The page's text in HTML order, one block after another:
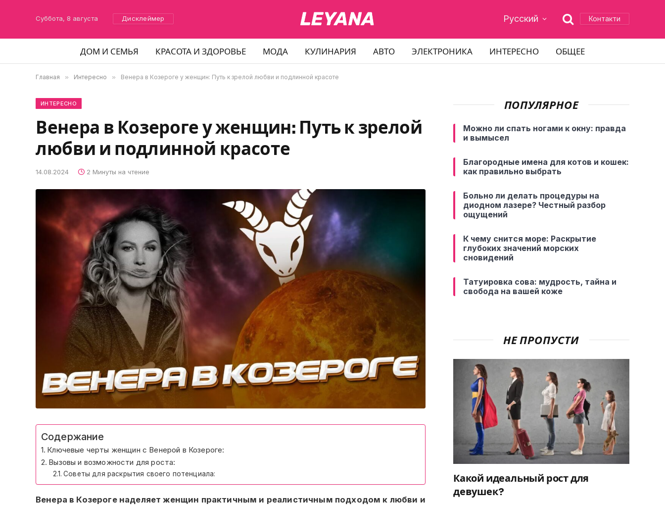
Суббота, 8 августа Дисклеймер Русский Контакти
ДОМ И СЕМЬЯ КРАСОТА И ЗДОРОВЬЕ МОДА КУЛИНАРИЯ АВТО ЭЛЕКТРОНИКА ИНТЕРЕСНО ОБЩЕЕ
Главная » Интересно » Венера в Козероге у женщин: Путь к зрелой любви и подлинной красоте
ИНТЕРЕСНО
Венера в Козероге у женщин: Путь к зрелой
любви и подлинной красоте
14.08.2024 2 Минуты на чтение
Содержание
Ключевые черты женщин с Венерой в Козероге:
Вызовы и возможности для роста:
Советы для раскрытия своего потенциала:
Венера в Козероге наделяет женщин практичным и реалистичным подходом к любви и
ПОПУЛЯРНОЕ
Можно ли спать ногами к окну: правда
и вымысел
Благородные имена для котов и кошек:
как правильно выбрать
Больно ли делать процедуры на
диодном лазере? Честный разбор
ощущений
К чему снится море: Раскрытие
глубоких значений морских
сновидений
Татуировка сова: мудрость, тайна и
свобода на вашей коже
НЕ ПРОПУСТИ
Какой идеальный рост для
девушек?